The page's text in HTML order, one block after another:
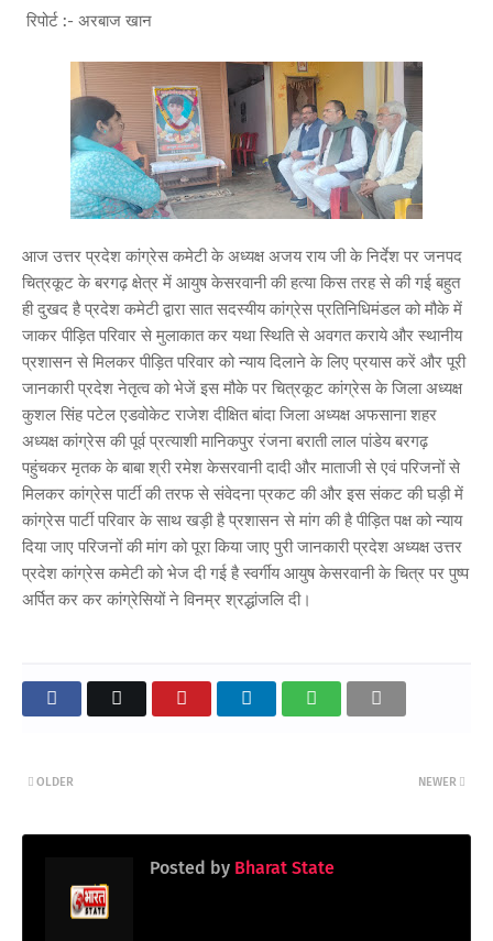
रिपोर्ट :- अरबाज खान
आज उत्तर प्रदेश कांग्रेस कमेटी के अध्यक्ष अजय राय जी के निर्देश पर जनपद
चित्रकूट के बरगढ़ क्षेत्र में आयुष केसरवानी की हत्या किस तरह से की गई बहुत
ही दुखद है प्रदेश कमेटी द्वारा सात सदस्यीय कांग्रेस प्रतिनिधिमंडल को मौके में
जाकर पीड़ित परिवार से मुलाकात कर यथा स्थिति से अवगत कराये और स्थानीय
प्रशासन से मिलकर पीड़ित परिवार को न्याय दिलाने के लिए प्रयास करें और पूरी
जानकारी प्रदेश नेतृत्व को भेजें इस मौके पर चित्रकूट कांग्रेस के जिला अध्यक्ष
कुशल सिंह पटेल एडवोकेट राजेश दीक्षित बांदा जिला अध्यक्ष अफसाना शहर
अध्यक्ष कांग्रेस की पूर्व प्रत्याशी मानिकपुर रंजना बराती लाल पांडेय बरगढ़
पहुंचकर मृतक के बाबा श्री रमेश केसरवानी दादी और माताजी से एवं परिजनों से
मिलकर कांग्रेस पार्टी की तरफ से संवेदना प्रकट की और इस संकट की घड़ी में
कांग्रेस पार्टी परिवार के साथ खड़ी है प्रशासन से मांग की है पीड़ित पक्ष को न्याय
दिया जाए परिजनों की मांग को पूरा किया जाए पुरी जानकारी प्रदेश अध्यक्ष उत्तर
प्रदेश कांग्रेस कमेटी को भेज दी गई है स्वर्गीय आयुष केसरवानी के चित्र पर पुष्प
अर्पित कर कर कांग्रेसियों ने विनम्र श्रद्धांजलि दी।
NEWER
OLDER
Posted by Bharat State